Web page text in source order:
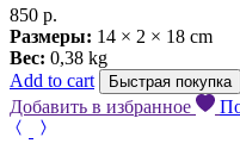
850 р.
Размеры: 14 × 2 × 18 cm
Вес: 0,38 kg
Add to cart
Быстрая покупка
Добавить в избранное